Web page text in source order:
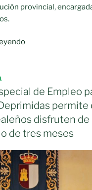
provincial,
«La
de
Moral
Calatrava
ya
cuenta
con
una
instalación
de Empleo
permite
disfruten
de tres meses